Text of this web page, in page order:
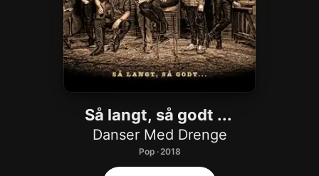
Så langt, så godt ...
Danser Med Drenge
Pop · 2018